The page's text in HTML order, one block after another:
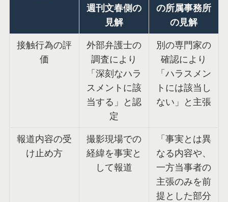
週刊文春側の
見解
の所属事務所
の見解
接触行為の評
価
外部弁護士の
調査により
「深刻なハラ
スメントに該
当する」と認
定
別の専門家の
確認により
「ハラスメン
トには該当し
ない」と主張
報道内容の受
け止め方
撮影現場での
経緯を事実と
して報道
「事実とは異
なる内容や、
一方当事者の
主張のみを前
提とした部分